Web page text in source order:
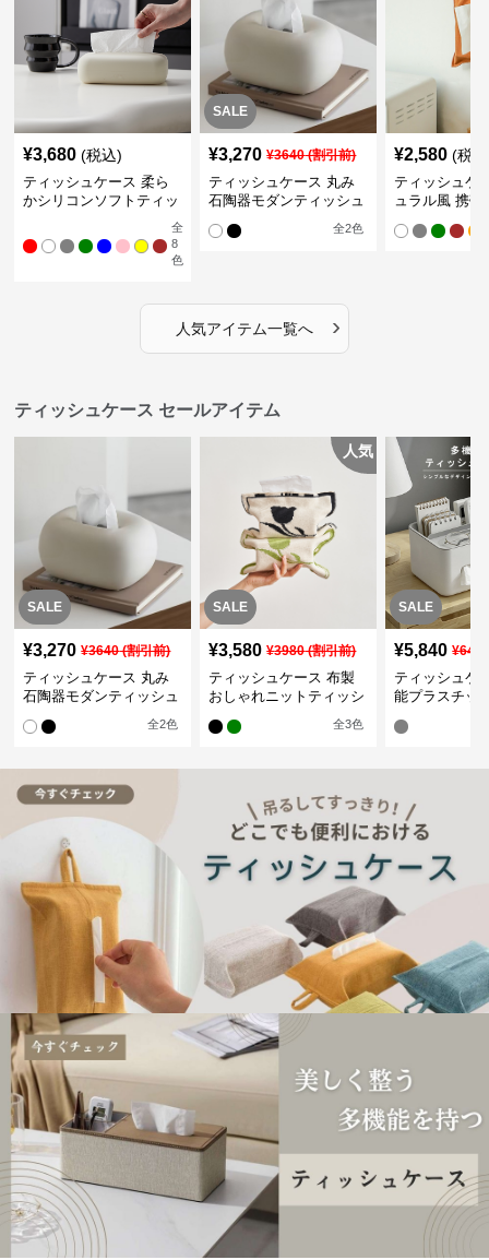
¥3,680 (税込)
ティッシュケース 柔ら
かシリコンソフトティッ
全
8
色
SALE
¥3,270 ¥3640(割引前)
ティッシュケース 丸み
石陶器モダンティッシュ
全2色
¥2,580 (税
ティッシュケ
ュラル風 携帯
人気アイテム一覧へ ›
ティッシュケース セールアイテム
SALE
¥3,270 ¥3640(割引前)
ティッシュケース 丸み
石陶器モダンティッシュ
全2色
SALE
人気
¥3,580 ¥3980(割引前)
ティッシュケース 布製
おしゃれニットティッシ
全3色
SALE
¥5,840 ¥
ティッシュ
能プラスチッ